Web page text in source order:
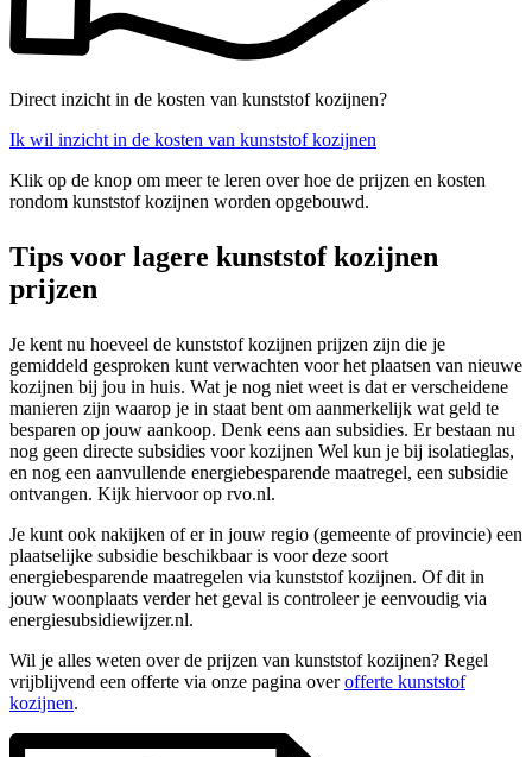
Direct inzicht in de kosten van kunststof kozijnen?
Ik wil inzicht in de kosten van kunststof kozijnen
Klik op de knop om meer te leren over hoe de prijzen en kosten
rondom kunststof kozijnen worden opgebouwd.
Tips voor lagere kunststof kozijnen
prijzen
Je kent nu hoeveel de kunststof kozijnen prijzen zijn die je
gemiddeld gesproken kunt verwachten voor het plaatsen van nieuwe
kozijnen bij jou in huis. Wat je nog niet weet is dat er verscheidene
manieren zijn waarop je in staat bent om aanmerkelijk wat geld te
besparen op jouw aankoop. Denk eens aan subsidies. Er bestaan nu
nog geen directe subsidies voor kozijnen Wel kun je bij isolatieglas,
en nog een aanvullende energiebesparende maatregel, een subsidie
ontvangen. Kijk hiervoor op rvo.nl.
Je kunt ook nakijken of er in jouw regio (gemeente of provincie) een
plaatselijke subsidie beschikbaar is voor deze soort
energiebesparende maatregelen via kunststof kozijnen. Of dit in
jouw woonplaats verder het geval is controleer je eenvoudig via
energiesubsidiewijzer.nl.
Wil je alles weten over de prijzen van kunststof kozijnen? Regel
vrijblijvend een offerte via onze pagina overofferte kunststof
kozijnen.